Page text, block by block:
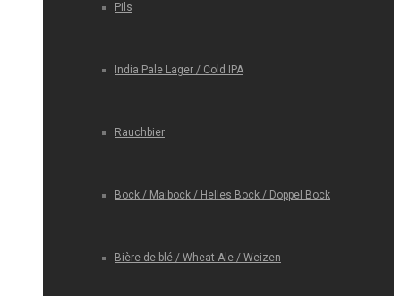
Pils
India Pale Lager / Cold IPA
Rauchbier
Bock / Maibock / Helles Bock / Doppel Bock
Bière de blé / Wheat Ale / Weizen